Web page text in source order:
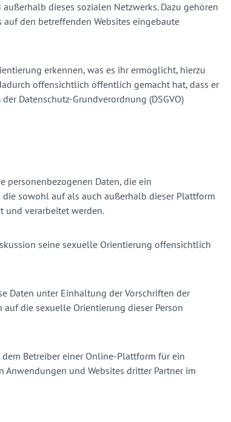
dieses sozialen Netzwerks. Dazu gehören
den betreffenden Websites eingebaute
erkennen, was es ihr ermöglicht, hierzu
offensichtlich öffentlich gemacht hat, dass er
Datenschutz-Grundverordnung (DSGVO)
personenbezogenen Daten, die ein
sowohl auf als auch außerhalb dieser Plattform
und verarbeitet werden.
seine sexuelle Orientierung offensichtlich
Daten unter Einhaltung der Vorschriften der
die sexuelle Orientierung dieser Person
Betreiber einer Online-Plattform für ein
und Websites dritter Partner im